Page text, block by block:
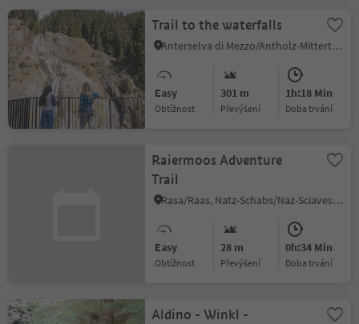
Trail to the waterfalls
Anterselva di Mezzo/Antholz-Mittertal, Rasen-Antholz/Rasun Anterselva, Dolomites Region Kronplatz/Plan de Corones
Easy
Obtížnost
301 m
Převýšení
1h:18 Min
doba trvání
Raiermoos Adventure
Trail
Rasa/Raas, Natz-Schabs/Naz-Sciaves, Brixen/Bressanone and environs
Easy
Obtížnost
28 m
Převýšení
0h:34 Min
doba trvání
Aldino - Winkl -